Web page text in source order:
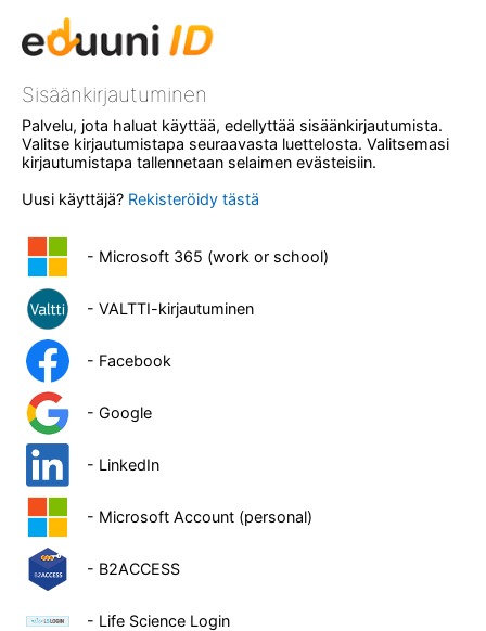
Sisäänkirjautuminen
Palvelu, jota haluat käyttää, edellyttää sisäänkirjautumista.
Valitse kirjautumistapa seuraavasta luettelosta. Valitsemasi
kirjautumistapa tallennetaan selaimen evästeisiin.
Uusi käyttäjä? Rekisteröidy tästä
- Microsoft 365 (work or school)
- VALTTI-kirjautuminen
- Facebook
- Google
- LinkedIn
- Microsoft Account (personal)
- B2ACCESS
- Life Science Login